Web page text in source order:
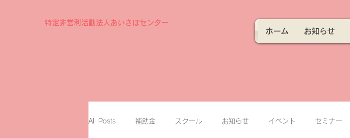
特定非営利活動法人あいさぽセンター
ホーム お知らせ
All Posts 補助金 スクール お知らせ イベント セミナー